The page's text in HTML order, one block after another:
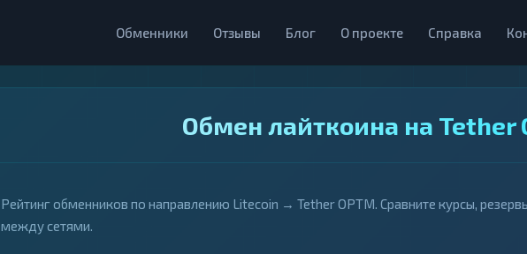
Обменники Отзывы Блог О проекте Справка
Обмен лайткоина на Tether
Рейтинг обменников по направлению Litecoin → Tether OPTM. Сравните курсы,
между сетями.